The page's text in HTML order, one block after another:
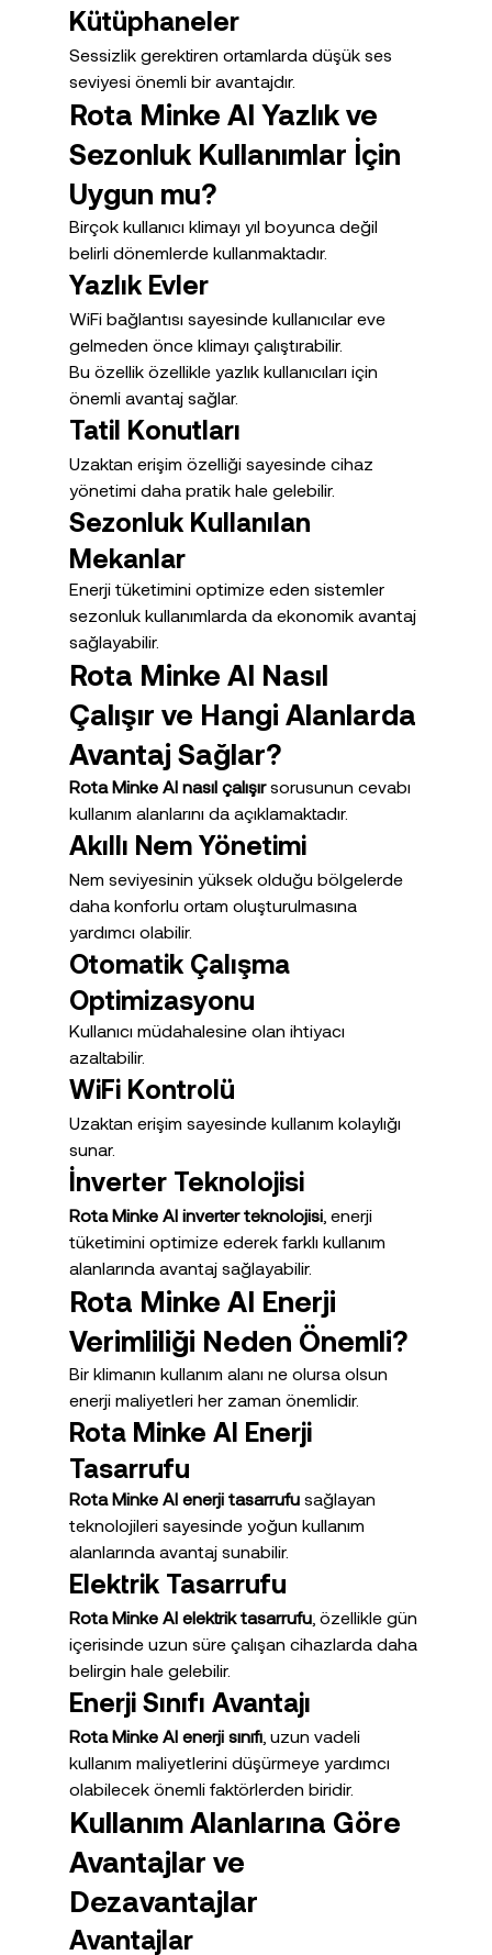
Kütüphaneler
Sessizlik gerektiren ortamlarda düşük ses
seviyesi önemli bir avantajdır.
Rota Minke AI Yazlık ve
Sezonluk Kullanımlar İçin
Uygun mu?
Birçok kullanıcı klimayı yıl boyunca değil
belirli dönemlerde kullanmaktadır.
Yazlık Evler
WiFi bağlantısı sayesinde kullanıcılar eve
gelmeden önce klimayı çalıştırabilir.
Bu özellik özellikle yazlık kullanıcıları için
önemli avantaj sağlar.
Tatil Konutları
Uzaktan erişim özelliği sayesinde cihaz
yönetimi daha pratik hale gelebilir.
Sezonluk Kullanılan
Mekanlar
Enerji tüketimini optimize eden sistemler
sezonluk kullanımlarda da ekonomik avantaj
sağlayabilir.
Rota Minke AI Nasıl
Çalışır ve Hangi Alanlarda
Avantaj Sağlar?
Rota Minke AI nasıl çalışır sorusunun cevabı
kullanım alanlarını da açıklamaktadır.
Akıllı Nem Yönetimi
Nem seviyesinin yüksek olduğu bölgelerde
daha konforlu ortam oluşturulmasına
yardımcı olabilir.
Otomatik Çalışma
Optimizasyonu
Kullanıcı müdahalesine olan ihtiyacı
azaltabilir.
WiFi Kontrolü
Uzaktan erişim sayesinde kullanım kolaylığı
sunar.
İnverter Teknolojisi
Rota Minke AI inverter teknolojisi, enerji
tüketimini optimize ederek farklı kullanım
alanlarında avantaj sağlayabilir.
Rota Minke AI Enerji
Verimliliği Neden Önemli?
Bir klimanın kullanım alanı ne olursa olsun
enerji maliyetleri her zaman önemlidir.
Rota Minke AI Enerji
Tasarrufu
Rota Minke AI enerji tasarrufu sağlayan
teknolojileri sayesinde yoğun kullanım
alanlarında avantaj sunabilir.
Elektrik Tasarrufu
Rota Minke AI elektrik tasarrufu, özellikle gün
içerisinde uzun süre çalışan cihazlarda daha
belirgin hale gelebilir.
Enerji Sınıfı Avantajı
Rota Minke AI enerji sınıfı, uzun vadeli
kullanım maliyetlerini düşürmeye yardımcı
olabilecek önemli faktörlerden biridir.
Kullanım Alanlarına Göre
Avantajlar ve
Dezavantajlar
Avantajlar